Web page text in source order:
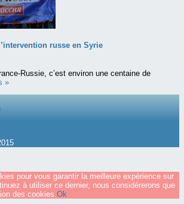
russe en Syrie
Russie, c’est environ une centaine de
»
pour vous garantir la meilleure expérience sur
à utiliser ce dernier, nous considérerons que
des cookies.Ok